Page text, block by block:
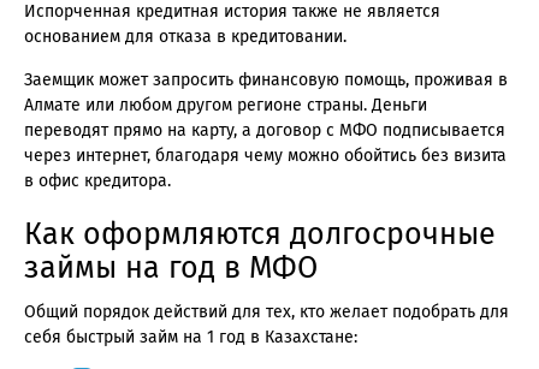
Испорченная кредитная история также не является
основанием для отказа в кредитовании.
Заемщик может запросить финансовую помощь, проживая в
Алмате или любом другом регионе страны. Деньги
переводят прямо на карту, а договор с МФО подписывается
через интернет, благодаря чему можно обойтись без визита
в офис кредитора.
Как оформляются долгосрочные
займы на год в МФО
Общий порядок действий для тех, кто желает подобрать для
себя быстрый займ на 1 год в Казахстане: